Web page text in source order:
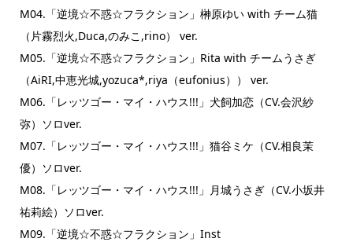
M04.「逆境☆不惑☆フラクション」榊原ゆい with チーム猫
（片霧烈火,Duca,のみこ,rino） ver.
M05.「逆境☆不惑☆フラクション」Rita with チームうさぎ
（AiRI,中恵光城,yozuca*,riya（eufonius）） ver.
M06.「レッツゴー・マイ・ハウス!!!」犬飼加恋（CV.会沢紗
弥）ソロver.
M07.「レッツゴー・マイ・ハウス!!!」猫谷ミケ（CV.相良茉
優）ソロver.
M08.「レッツゴー・マイ・ハウス!!!」月城うさぎ（CV.小坂井
祐莉絵）ソロver.
M09.「逆境☆不惑☆フラクション」Inst